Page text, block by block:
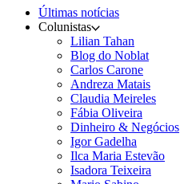
Últimas notícias
Colunistas
Lilian Tahan
Blog do Noblat
Carlos Carone
Andreza Matais
Claudia Meireles
Fábia Oliveira
Dinheiro & Negócios
Igor Gadelha
Ilca Maria Estevão
Isadora Teixeira